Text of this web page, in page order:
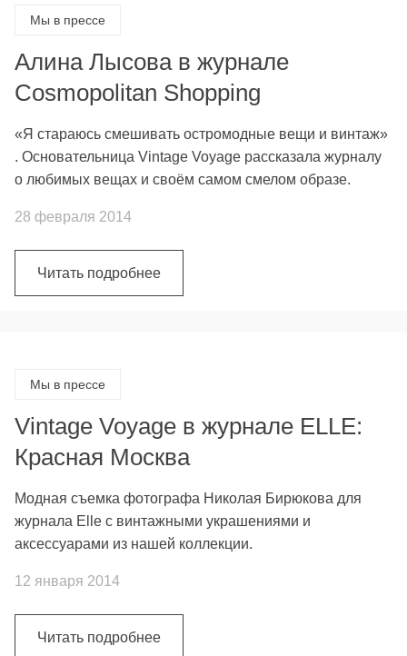
Мы в прессе
Алина Лысова в журнале
Cosmopolitan Shopping
«Я стараюсь смешивать остромодные вещи и винтаж»
. Основательница Vintage Voyage рассказала журналу
о любимых вещах и своём самом смелом образе.
28 февраля 2014
Читать подробнее
Мы в прессе
Vintage Voyage в журнале ELLE:
Красная Москва
Модная съемка фотографа Николая Бирюкова для
журнала Elle с винтажными украшениями и
аксессуарами из нашей коллекции.
12 января 2014
Читать подробнее